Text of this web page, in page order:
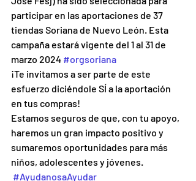
participar en las aportaciones de 37
tiendas Soriana de Nuevo León. Esta
campaña estará vigente del 1 al 31 de
marzo 2024 #orgsoriana
¡Te invitamos a ser parte de este
esfuerzo diciéndole SÍ a la aportación
en tus compras!
Estamos seguros de que, con tu apoyo,
haremos un gran impacto positivo y
sumaremos oportunidades para más
niños, adolescentes y jóvenes.
#AyudanosaAyudar